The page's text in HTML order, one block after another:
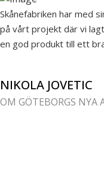
Skånefabriken har med
på vårt projekt där vi
en god produkt till ett
NIKOLA JOVETIC
OM GÖTEBORGS NYA